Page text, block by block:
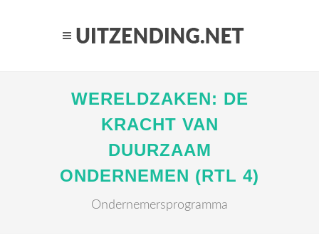
WERELDZAKEN: DE
KRACHT VAN
DUURZAAM
ONDERNEMEN (RTL 4)
Ondernemersprogramma